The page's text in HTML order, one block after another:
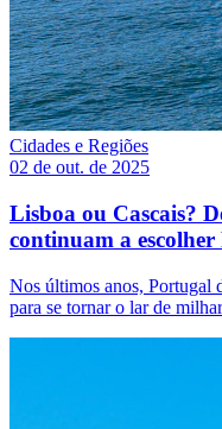
Cidades e Regiões
02 de out. de 2025
Lisboa ou Cascais?
continuam a
Nos últimos anos, Portugal
para se tornar o lar de